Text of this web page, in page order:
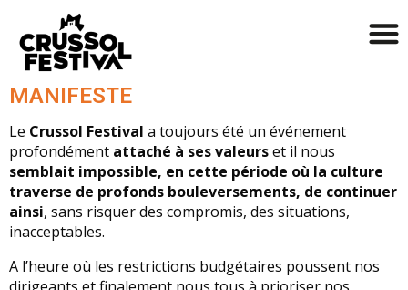
MANIFESTE
Le Crussol Festival a toujours été un événement
profondément attaché à ses valeurset il nous
semblait impossible, en cette période où la culture
traverse de profonds bouleversements, de continuer
ainsi, sans risquer des compromis, des situations,
inacceptables.
A l’heure où les restrictions budgétaires poussent nos